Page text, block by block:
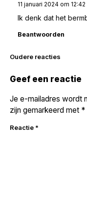
11 januari 2024 om
Ik denk dat het
Beantwoorden
Reacties
navigatie
Oudere reacties
Geef een reactie
Je e-mailadres wordt
zijn gemarkeerd met *
Reactie *